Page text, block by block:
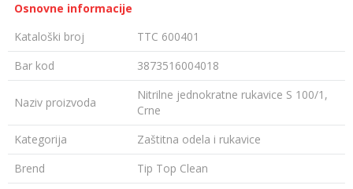
Osnovne informacije
Kataloški broj
TTC 600401
Bar kod
3873516004018
Naziv proizvoda
Nitrilne jednokratne rukavice S 100/1,
Crne
Kategorija
Zaštitna odela i rukavice
Brend
Tip Top Clean